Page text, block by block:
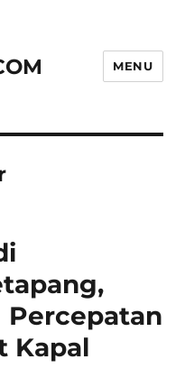
MENU
Percepatan
Kapal